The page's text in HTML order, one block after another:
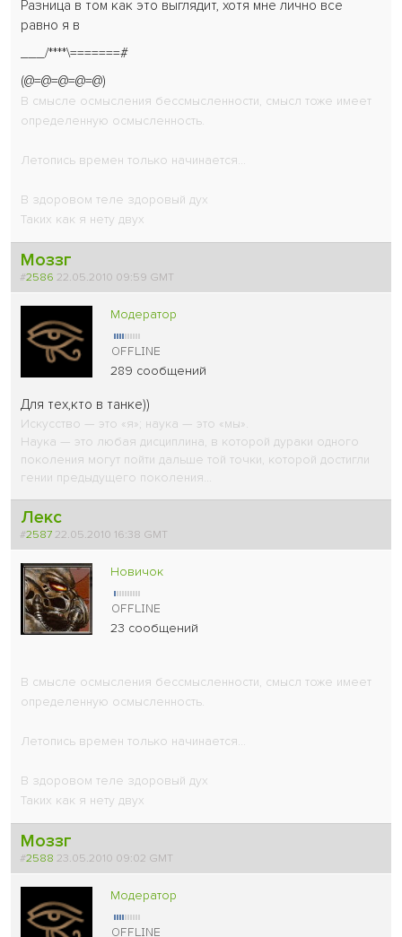
Разница в том как это выглядит, хотя мне лично все
равно я в
___/****\=======#
(@=@=@=@=@)
В смысле осмысления бессмысленности, смысл тоже имеет
определенную осмысленность.
Летопись времен только начинается...
В здоровом теле здоровый дух
Таких как я нету двух
Моззг
#2586 22.05.2010 09:59 GMT
Модератор
289 сообщений
Для тех,кто в танке))
Искусство — это «я»; наука — это «мы».
Наука — это любая дисциплина, в которой дураки одного
поколения могут пойти дальше той точки, которой достигли
гении предыдущего поколения...
Лекс
#258722.05.2010 16:38 GMT
Новичок
23 сообщений
В смысле осмысления бессмысленности, смысл тоже имеет
определенную осмысленность.
Летопись времен только начинается...
В здоровом теле здоровый дух
Таких как я нету двух
Моззг
#2588 23.05.2010 09:02 GMT
Модератор